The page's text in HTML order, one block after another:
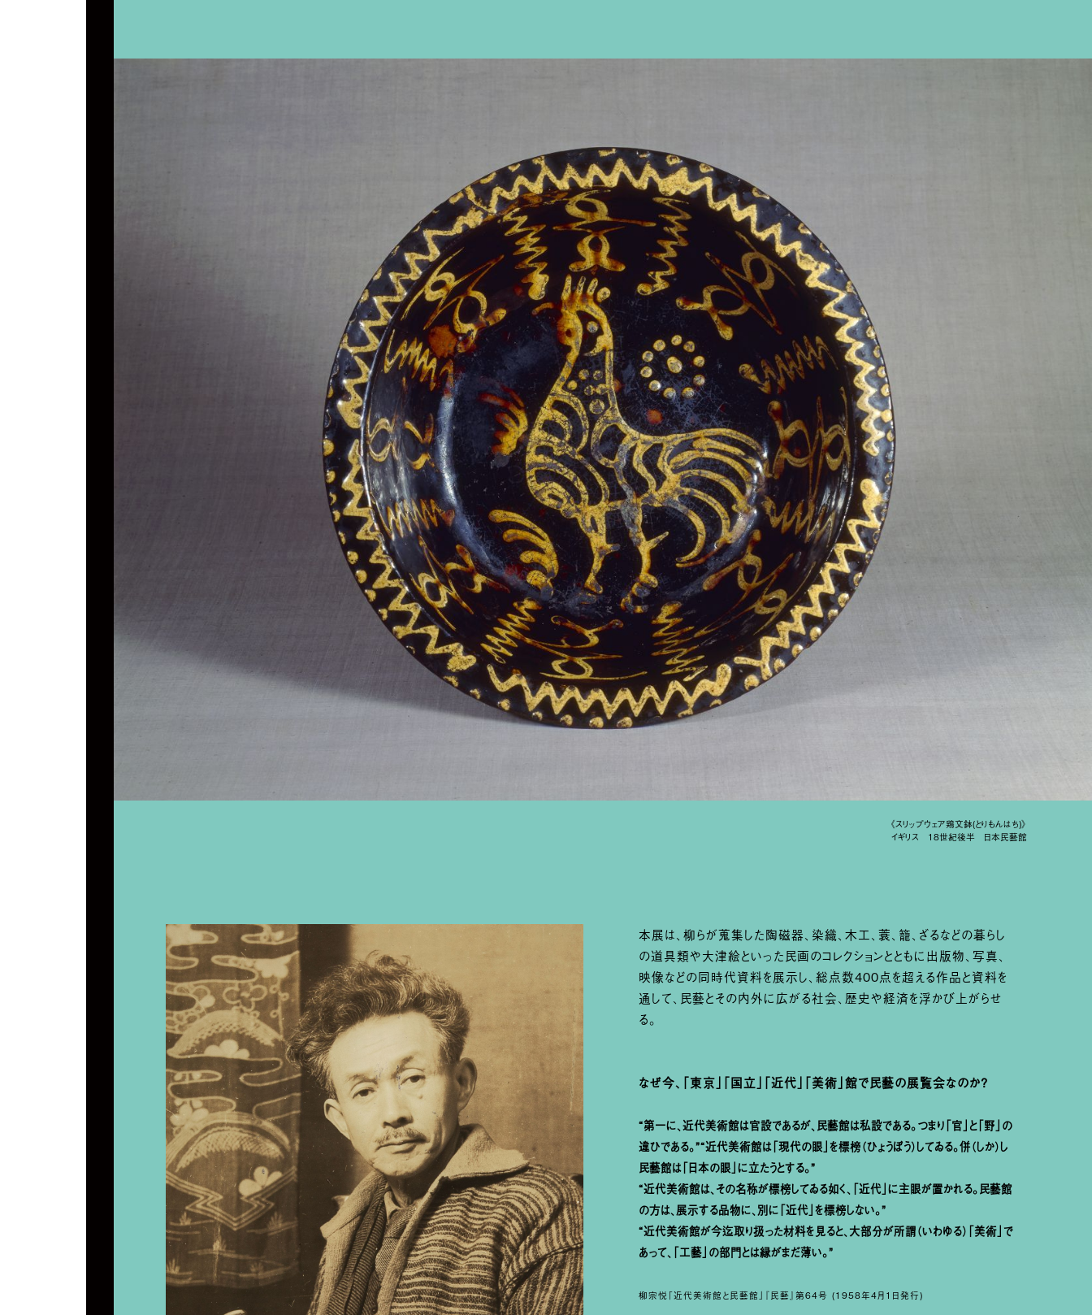
《スリップウェア鶏文鉢(とりもんはち)》
イギリス 18世紀後半 日本民藝館
本展は、柳らが蒐集した陶磁器、染織、木工、蓑、籠、ざるなどの暮らし
の道具類や大津絵といった民画のコレクションとともに出版物、写真、
映像などの同時代資料を展示し、総点数400点を超える作品と資料を
通して、民藝とその内外に広がる社会、歴史や経済を浮かび上がらせ
る。
なぜ今、「東京」「国立」「近代」「美術」館で民藝の展覧会なのか?
“第一に、近代美術館は官設であるが、民藝館は私設である。つまり「官」と「野」の
違ひである。”“近代美術館は「現代の眼」を標榜（ひょうぼう）してゐる。併（しか）し
民藝館は「日本の眼」に立たうとする。”
“近代美術館は、その名称が標榜してゐる如く、「近代」に主眼が置かれる。民藝館
の方は、展示する品物に、別に「近代」を標榜しない。”
“近代美術館が今迄取り扱った材料を見ると、大部分が所謂（いわゆる）「美術」で
あって、「工藝」の部門とは縁がまだ薄い。”
柳宗悦「近代美術館と民藝館」『民藝』第64号 (1958年4月1日発行)